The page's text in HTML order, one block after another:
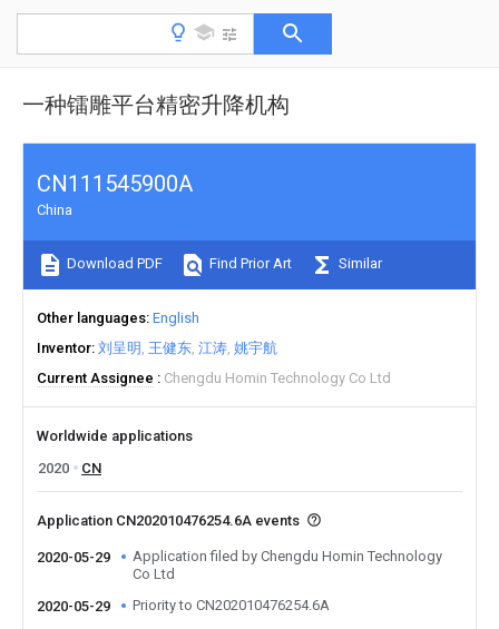
一种镭雕平台精密升降机构
CN111545900A
China
Download PDF Find Prior Art Similar
Other languages English
Inventor 刘呈明 王健东 江涛 姚宇航
Current Assignee
Chengdu Homin Technology Co Ltd
Worldwide applications
2020
CN
Application CN202010476254.6A events
2020-05-29
Application filed by Chengdu Homin Technology
Co Ltd
2020-05-29
Priority to CN202010476254.6A